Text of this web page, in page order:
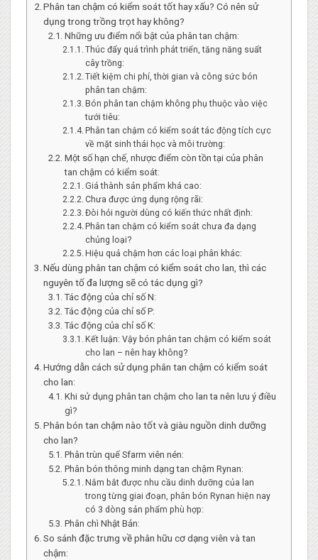
Phân tan chậm có kiểm soát tốt hay xấu? Có nên sử
dụng trong trồng trọt hay không?
Những ưu điểm nổi bật của phân tan chậm:
Thúc đẩy quá trình phát triển, tăng năng suất
cây trồng:
Tiết kiệm chi phí, thời gian và công sức bón
phân tan chậm:
Bón phân tan chậm không phụ thuộc vào việc
tưới tiêu:
Phân tan chậm có kiểm soát tác động tích cực
về mặt sinh thái học và môi trường:
Một số hạn chế, nhược điểm còn tồn tại của phân
tan chậm có kiểm soát:
Giá thành sản phẩm khá cao:
Chưa được ứng dụng rộng rãi:
Đòi hỏi người dùng có kiến thức nhất định:
Phân tan chậm có kiểm soát chưa đa dạng
chủng loại?
Hiệu quả chậm hơn các loại phân khác:
Nếu dùng phân tan chậm có kiểm soát cho lan, thì các
nguyên tố đa lượng sẽ có tác dụng gì?
Tác động của chỉ số N:
Tác động của chỉ số P:
Tác động của chỉ số K:
Kết luận: Vậy bón phân tan chậm có kiểm soát
cho lan – nên hay không?
Hướng dẫn cách sử dụng phân tan chậm có kiểm soát
cho lan:
Khi sử dụng phân tan chậm cho lan ta nên lưu ý điều
gì?
Phân bón tan chậm nào tốt và giàu nguồn dinh dưỡng
cho lan?
Phân trùn quế Sfarm viên nén:
Phân bón thông minh dạng tan chậm Rynan:
Nắm bắt được nhu cầu dinh dưỡng của lan
trong từng giai đoạn, phân bón Rynan hiện nay
có 3 dòng sản phẩm phù hợp:
Phân chì Nhật Bản:
So sánh đặc trưng về phân hữu cơ dạng viên và tan
chậm: